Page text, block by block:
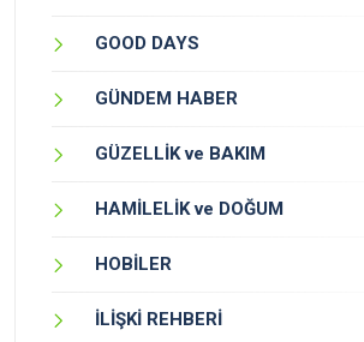
GOOD DAYS
GÜNDEM HABER
GÜZELLİK ve BAKIM
HAMİLELİK ve DOĞUM
HOBİLER
İLİŞKİ REHBERİ